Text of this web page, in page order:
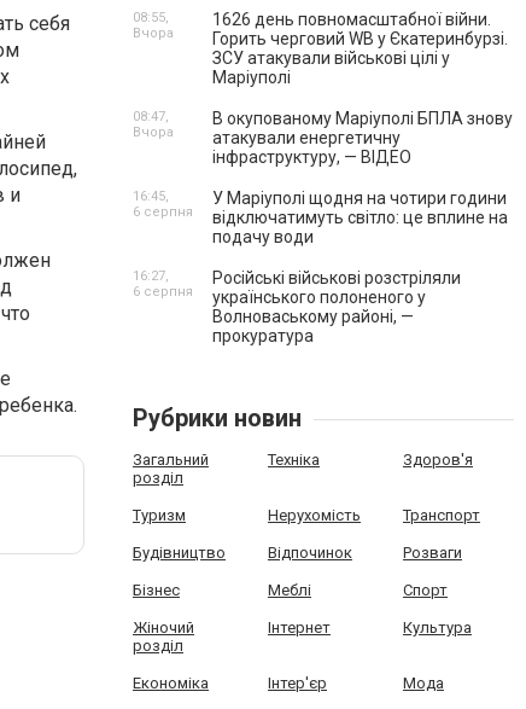
себя
и
1626 день повномасштабної війни.
Горить черговий WB у Єкатеринбурзі.
ЗСУ атакували військові цілі у
Маріуполі
08:55,
Вчора
В окупованому Маріуполі БПЛА знову
атакували енергетичну
інфраструктуру, — ВІДЕО
08:47,
Вчора
У Маріуполі щодня на чотири години
відключатимуть світло: це вплине на
подачу води
16:45,
6 серпня
Російські військові розстріляли
українського полоненого у
Волноваському районі, —
прокуратура
16:27,
6 серпня
Рубрики новин
Загальний
розділ
Техніка Здоров'я
Туризм Нерухомість Транспорт
Будівництво Відпочинок Розваги
Бізнес Меблі Спорт
Жіночий
розділ
Інтернет Культура
Економіка Інтер'єр Мода